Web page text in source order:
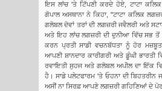
ਇਸ ਲਾਂਚ 'ਤੇ ਟਿੱਪਣੀ ਕਰਦੇ ਹੋਏ, ਟਾਟਾ
ਗੋਪਾਲ ਅਸਥਾਨਾ ਨੇ ਕਿਹਾ, "ਟਾਟਾ ਕਲਿਕ
ਗਲੋਬਲ ਦੋਵਾਂ ਤਰਾਂ ਦੀ ਲਗਜ਼ਰੀ ਜਵੈਲਰੀ ਅਤੇ
ਅਤੇ ਇਹ ਲਾਂਚ ਲਗਜ਼ਰੀ ਦੀ ਦੁਨੀਆ ਵਿੱਚ ਸਭ
ਕਰਨ ਪ੍ਰਤੀ ਸਾਡੀ ਵਚਨਬੱਧਤਾ ਨੂੰ ਹੋਰ
ਆਪਣੀ ਸ਼ਾਨਦਾਰ ਕਾਰੀਗਰੀ ਅਤੇ ਡੂੰਘੀ
ਰਵਾਇਤੀ ਸੁਹਜ ਅਤੇ ਗਲੋਬਲ ਅਪੀਲ ਦਾ ਇੱਕ
ਹੈ। ਸਾਡੇ ਪਲੇਟਫਾਰਮ 'ਤੇ ਓਹਨਾ ਦੀ ਬਿਹਤਰੀਨ
ਅਸੀਂ ਨਾ ਸਿਰਫ਼ ਆਪਣੇ ਲਗਜ਼ਰੀ ਗਹਿਣਿਆਂ ਦੇ